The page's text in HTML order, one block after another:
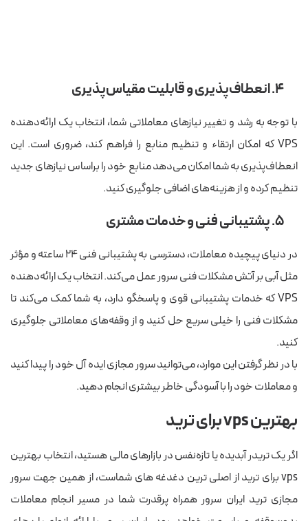
۴. انعطاف‌پذیری و قابلیت مقیاس‌پذیری
با توجه به رشد و تغییر نیازهای معاملاتی شما، انتخاب یک ارائه‌دهنده
VPS که امکان ارتقاء و تنظیم منابع را فراهم کند، ضروری است. این
انعطاف‌پذیری به شما امکان می‌دهد منابع خود را براساس نیازهای جدید
تنظیم کرده و از هزینه‌های اضافی جلوگیری کنید.
۵. پشتیبانی فنی و خدمات مشتری
در دنیای پیچیده معاملات، دسترسی به پشتیبانی فنی ۲۴ ساعته و مؤثر
مثل آبی بر آتش مشکلات فنی سرور عمل می‌کند. انتخاب یک ارائه‌دهنده
VPS که خدمات پشتیبانی قوی و پاسخگو دارد، به شما کمک می‌کند تا
مشکلات فنی را خیلی سریع حل کنید و از وقفه‌های معاملاتی جلوگیری
کنید.
با در نظر گرفتن این موارد، می‌توانید سرور مجازی ایده آل خود را پیدا کنید
و معاملات خود را با آسودگی خاطر بیشتری انجام دهید.
بهترین vps برای ترید
اگر یک تریدر آبدیده یا تازه‌نفس در بازارهای مالی هستید، انتخاب بهترین
vps برای ترید از اصلی ترین دغدغه های شماست، از همین جهت سرور
مجازی ترید ایران سرور همراه پرقدرت شما در مسیر انجام معاملات